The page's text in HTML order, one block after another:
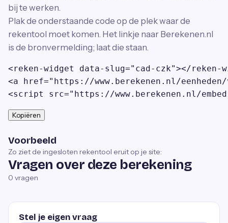
bij te werken.
Plak de onderstaande code op de plek waar de
rekentool moet komen. Het linkje naar Berekenen.nl
is de bronvermelding; laat die staan.
<reken-widget data-slug="cad-czk"></reken-
<a href="https://www.berekenen.nl/
<script src="https://www.berekenen.nl/
Kopiëren
Voorbeeld
Zo ziet de ingesloten rekentool eruit op je site:
Vragen over deze berekening
0 vragen
Stel je eigen vraag